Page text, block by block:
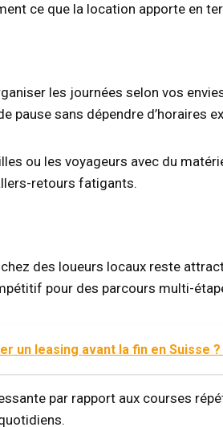
ce que la location apporte en
les journées selon vos
pause sans dépendre d’horaires
ou les voyageurs avec du
retours fatigants.
des loueurs locaux reste
pour des parcours multi-
un leasing avant la fin en Suisse
par rapport aux courses